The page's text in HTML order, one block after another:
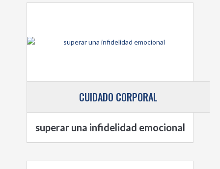
CUIDADO CORPORAL
superar una infidelidad emocional